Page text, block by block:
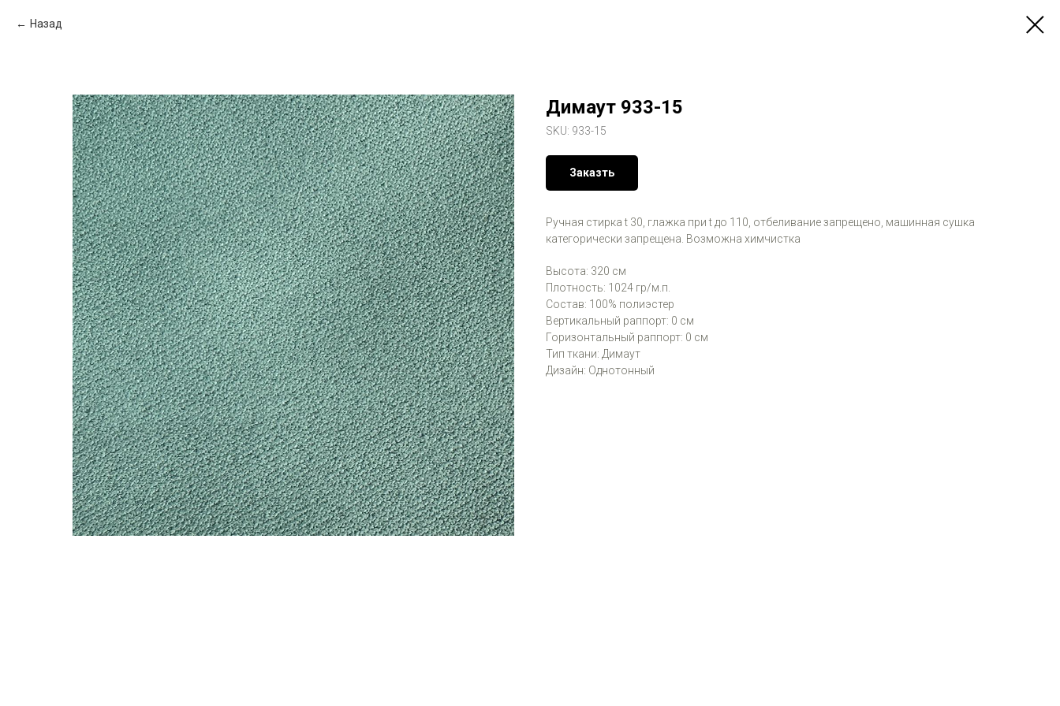
Назад
Димаут 933-15
SKU: 933-15
Заказть
Ручная стирка t 30, глажка при t до 110, отбеливание запрещено, машинная сушка
категорически запрещена. Возможна химчистка
Высота: 320 см
Плотность: 1024 гр/м.п.
Состав: 100% полиэстер
Вертикальный раппорт: 0 см
Горизонтальный раппорт: 0 см
Тип ткани: Димаут
Дизайн: Однотонный